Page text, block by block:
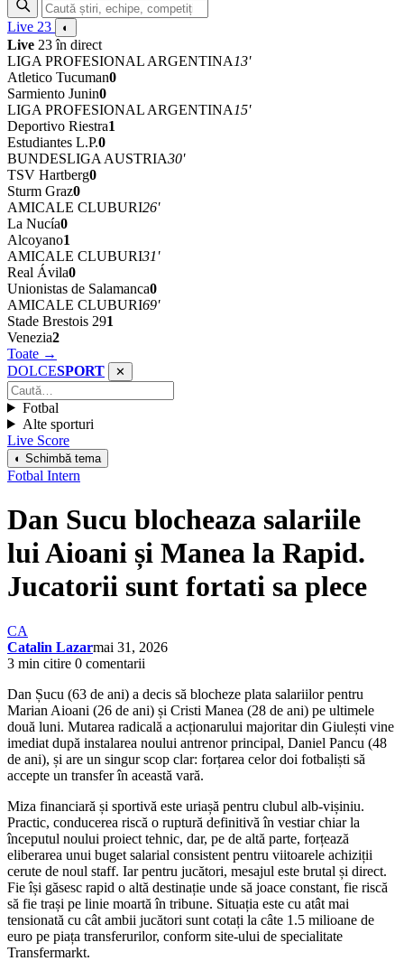
Live 23 ◐
Live 23 în direct
LIGA PROFESIONAL ARGENTINA 13'
Atletico Tucuman0
Sarmiento Junin0
LIGA PROFESIONAL ARGENTINA 15'
Deportivo Riestra1
Estudiantes L.P.0
BUNDESLIGA AUSTRIA30'
TSV Hartberg0
Sturm Graz0
AMICALE CLUBURI26'
La Nucía0
Alcoyano1
AMICALE CLUBURI31'
Real Ávila0
Unionistas de Salamanca0
AMICALE CLUBURI69'
Stade Brestois 291
Venezia2
Toate →
DOLCESPORT ✕
Fotbal
Alte sporturi
Live Score
◐ Schimbă tema
Fotbal Intern
Dan Sucu blocheaza salariile
lui Aioani și Manea la Rapid.
Jucatorii sunt fortati sa plece
CA
Catalin Lazarmai 31, 2026
3 min citire 0 comentarii
Dan Șucu (63 de ani) a decis să blocheze plata salariilor pentru
Marian Aioani (26 de ani) și Cristi Manea (28 de ani) pe ultimele
două luni. Mutarea radicală a acționarului majoritar din Giulești vine
imediat după instalarea noului antrenor principal, Daniel Pancu (48
de ani), și are un singur scop clar: forțarea celor doi fotbaliști să
accepte un transfer în această vară.
Miza financiară și sportivă este uriașă pentru clubul alb-vișiniu.
Practic, conducerea riscă o ruptură definitivă în vestiar chiar la
începutul noului proiect tehnic, dar, pe de altă parte, forțează
eliberarea unui buget salarial consistent pentru viitoarele achiziții
cerute de noul staff. Iar pentru jucători, mesajul este brutal și direct.
Fie își găsesc rapid o altă destinație unde să joace constant, fie riscă
să fie trași pe linie moartă în tribune. Situația este cu atât mai
tensionată cu cât ambii jucători sunt cotați la câte 1.5 milioane de
euro pe piața transferurilor, conform site-ului de specialitate
Transfermarkt.